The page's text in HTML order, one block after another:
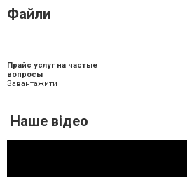
Файли
Прайс услуг на частые
вопросы
Завантажити
Наше відео